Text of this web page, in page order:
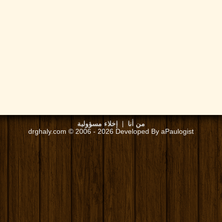
من أنا |إخلاء مسؤولية
drghaly.com © 2006 - 2026 Developed By aPaulogist